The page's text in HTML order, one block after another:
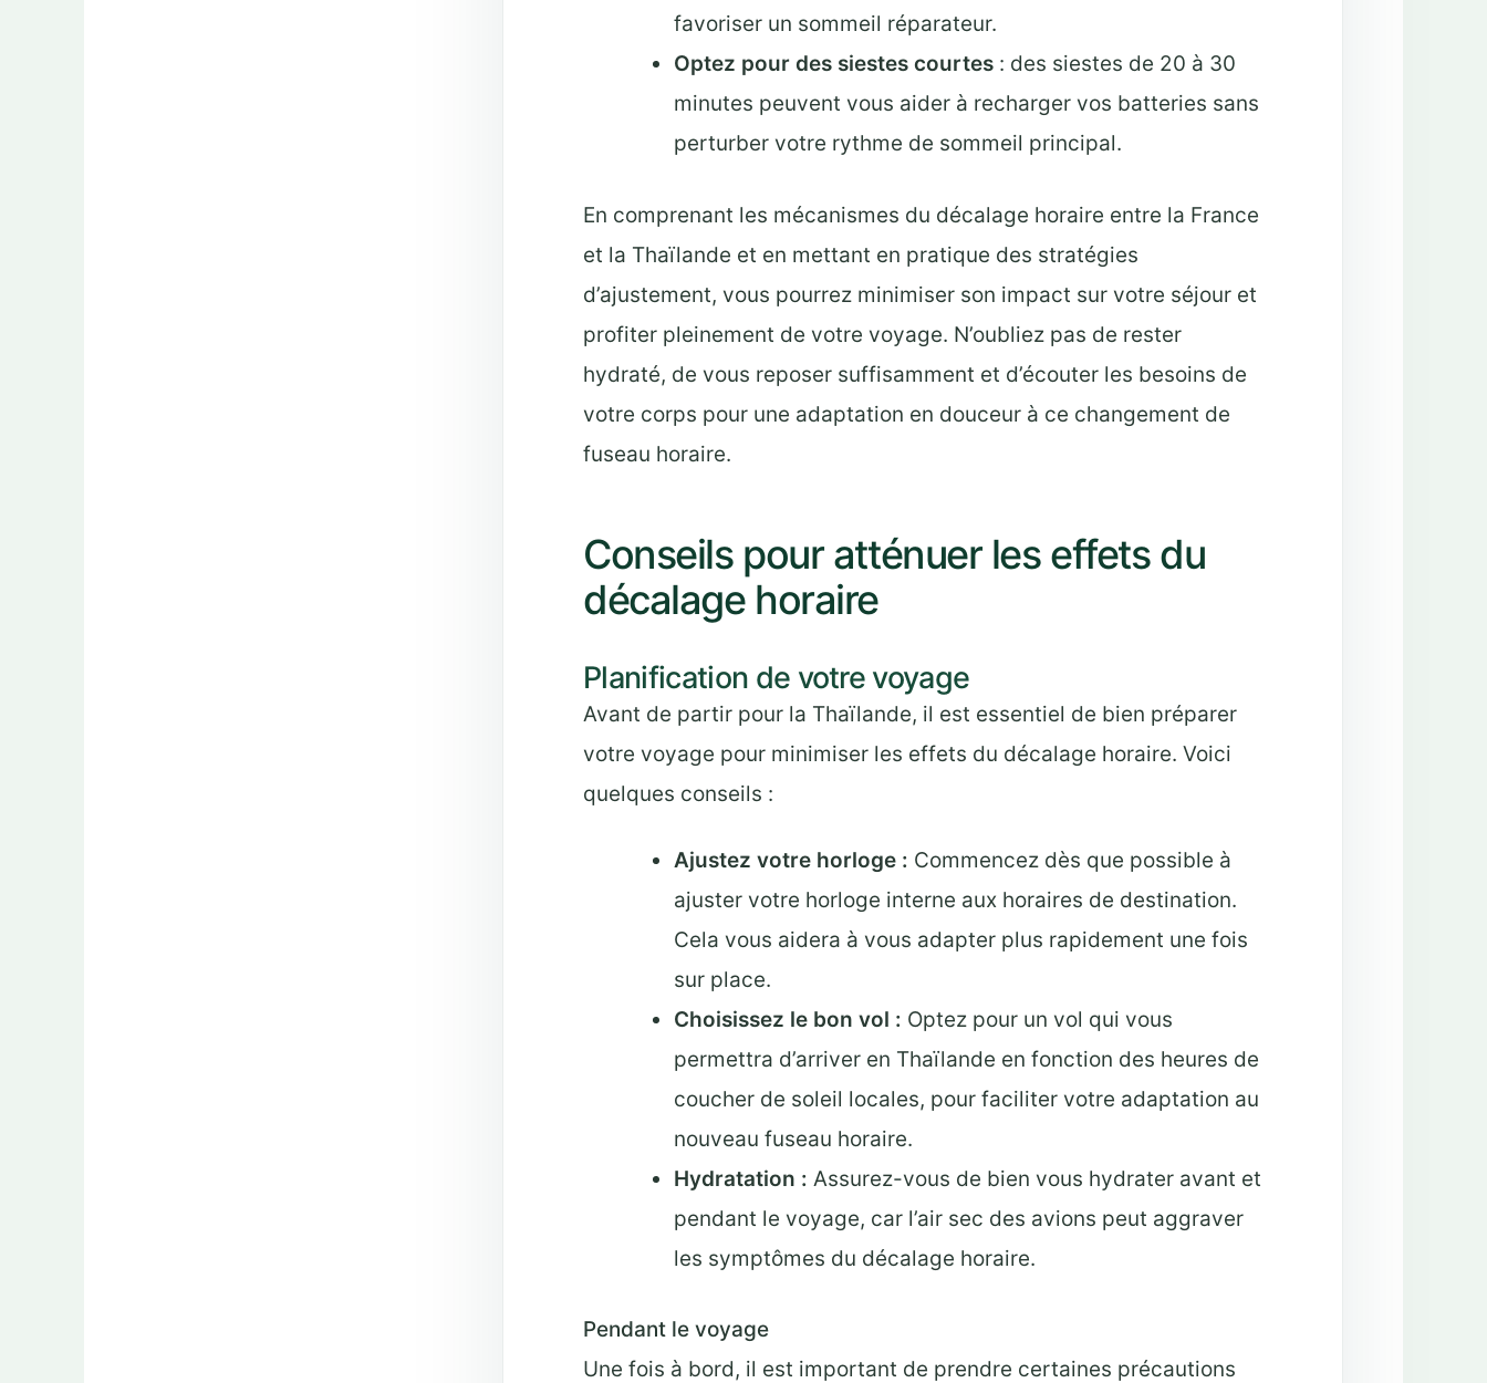
favoriser un sommeil réparateur.
Optez pour des siestes courtes: des siestes de 20 à 30
minutes peuvent vous aider à recharger vos batteries sans
perturber votre rythme de sommeil principal.
En comprenant les mécanismes du décalage horaire entre la France
et la Thaïlande et en mettant en pratique des stratégies
d’ajustement, vous pourrez minimiser son impact sur votre séjour et
profiter pleinement de votre voyage. N’oubliez pas de rester
hydraté, de vous reposer suffisamment et d’écouter les besoins de
votre corps pour une adaptation en douceur à ce changement de
fuseau horaire.
Conseils pour atténuer les effets du
décalage horaire
Planification de votre voyage
Avant de partir pour la Thaïlande, il est essentiel de bien préparer
votre voyage pour minimiser les effets du décalage horaire. Voici
quelques conseils :
Ajustez votre horloge : Commencez dès que possible à
ajuster votre horloge interne aux horaires de destination.
Cela vous aidera à vous adapter plus rapidement une fois
sur place.
Choisissez le bon vol : Optez pour un vol qui vous
permettra d’arriver en Thaïlande en fonction des heures de
coucher de soleil locales, pour faciliter votre adaptation au
nouveau fuseau horaire.
Hydratation : Assurez-vous de bien vous hydrater avant et
pendant le voyage, car l’air sec des avions peut aggraver
les symptômes du décalage horaire.
Pendant le voyage
Une fois à bord, il est important de prendre certaines précautions